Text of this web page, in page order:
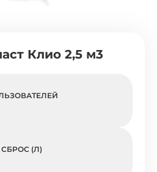
Клио 2,5 м3
(Л)